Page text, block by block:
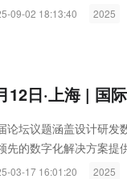
展。
09-02 18:13:40 2025
12日·上海 | 国
论坛议题涵盖设计研发
先的数字化解决方案提
及应用案例分享，全面
03-17 16:01:20 2025
燧石技术：以
经济时代的智能安防